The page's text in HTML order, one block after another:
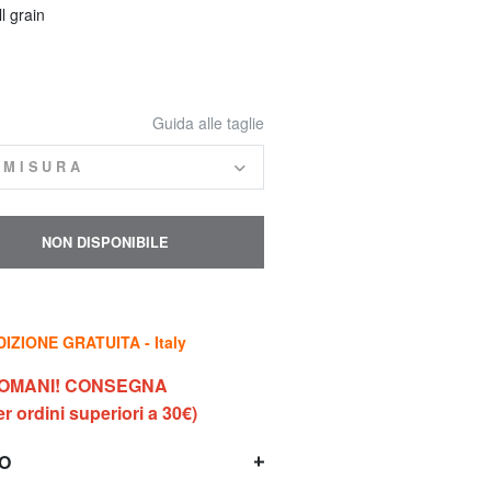
grain
Guida alle taglie
NON DISPONIBILE
GRATUITA - Italy
CONSEGNA
ordini superiori a 30€)